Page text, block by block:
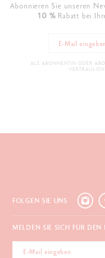
Abonnieren Sie unseren
10 %Rabatt bei
ALS ABONNENTIN ODER
FOLGEN SIE UNS
MELDEN SIE SICH FÜR DEN